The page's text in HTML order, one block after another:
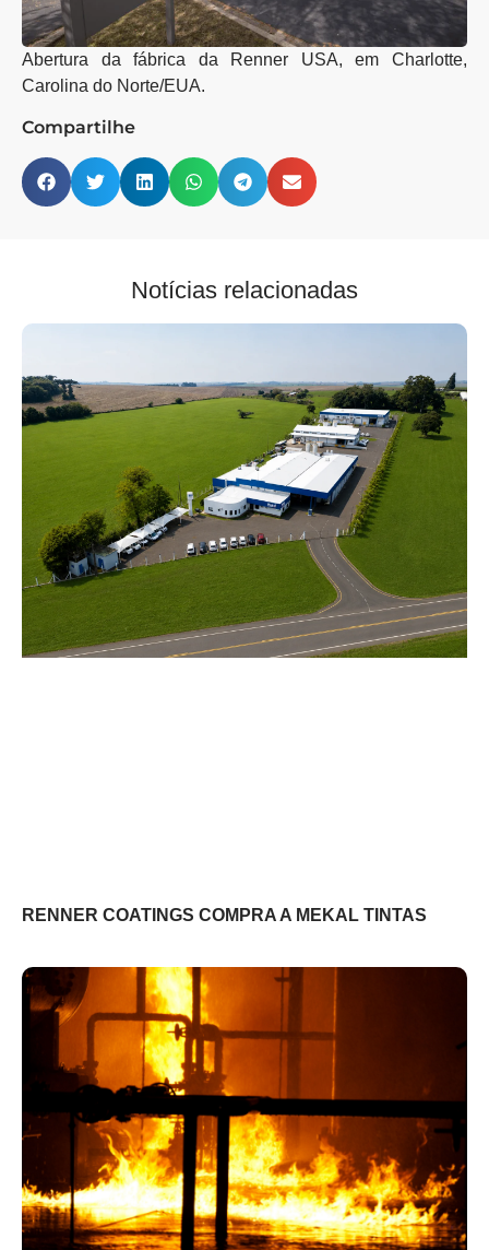
Abertura da fábrica da Renner USA, em Charlotte,
Carolina do Norte/EUA.
Compartilhe
Notícias relacionadas
RENNER COATINGS COMPRA A MEKAL TINTAS